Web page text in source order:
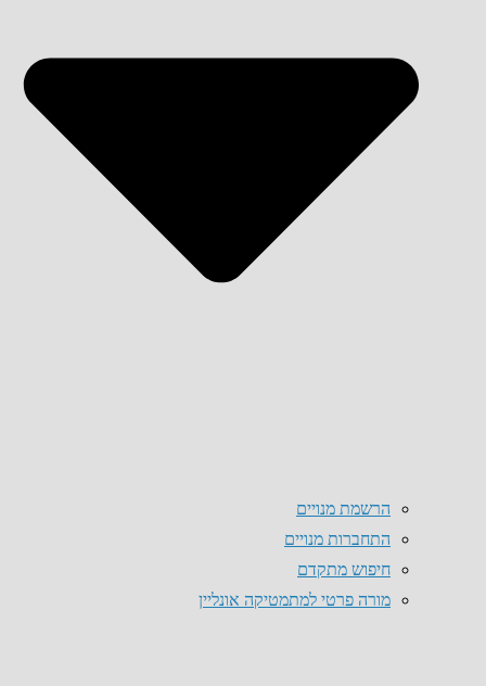
הרשמת מנויים
התחברות מנויים
חיפוש מתקדם
מורה פרטי למתמטיקה אונליין